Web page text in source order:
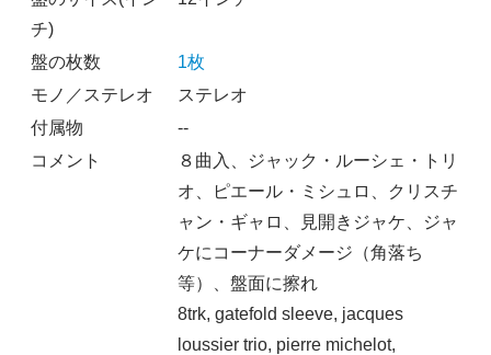
チ)
盤の枚数
1枚
モノ／ステレオ
ステレオ
付属物
--
コメント
８曲入、ジャック・ルーシェ・トリ
オ、ピエール・ミシュロ、クリスチ
ャン・ギャロ、見開きジャケ、ジャ
ケにコーナーダメージ（角落ち
等）、盤面に擦れ
8trk, gatefold sleeve, jacques
loussier trio, pierre michelot,